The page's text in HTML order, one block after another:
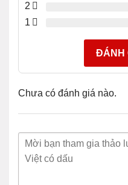
1. Tốc độ dây Lớp 2 và 3
cổngvới tốc độ lên đến
4,3 tỷ gói mỗi giây.
2. Khả năng lập trình
JavaScript (JSON), trình
các công cụ tự động hóa
3. Hiệu suất cao và khả
16 GB DRAM và 42 MB
2
1
ĐÁNH
Chưa có đánh giá nào.